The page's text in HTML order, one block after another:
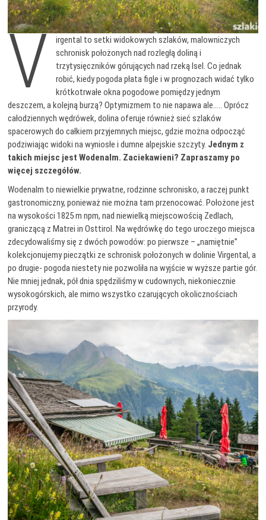
V
irgental to setki widokowych szlaków, malowniczych
schronisk położonych nad rozległą doliną i
trzytysięczników górujących nad rzeką Isel. Co jednak
robić, kiedy pogoda płata figle i w prognozach widać tylko
krótkotrwałe okna pogodowe pomiędzy jednym
deszczem, a kolejną burzą? Optymizmem to nie napawa ale….. Oprócz
całodziennych wędrówek, dolina oferuje również sieć szlaków
spacerowych do całkiem przyjemnych miejsc, gdzie można odpocząć
podziwiając widoki na wyniosłe i dumne alpejskie szczyty. Jednym z
takich miejsc jest Wodenalm. Zaciekawieni? Zapraszamy po
więcej szczegółów.
Wodenalm to niewielkie prywatne, rodzinne schronisko, a raczej punkt
gastronomiczny, ponieważ nie można tam przenocować. Położone jest
na wysokości 1825 m npm, nad niewielką miejscowością Zedlach,
graniczącą z Matrei in Osttirol. Na wędrówkę do tego uroczego miejsca
zdecydowaliśmy się z dwóch powodów: po pierwsze – „namiętnie”
kolekcjonujemy pieczątki ze schronisk położonych w dolinie Virgental, a
po drugie- pogoda niestety nie pozwoliła na wyjście w wyższe partie gór.
Nie mniej jednak, pół dnia spędziliśmy w cudownych, niekoniecznie
wysokogórskich, ale mimo wszystko czarujących okolicznościach
przyrody.